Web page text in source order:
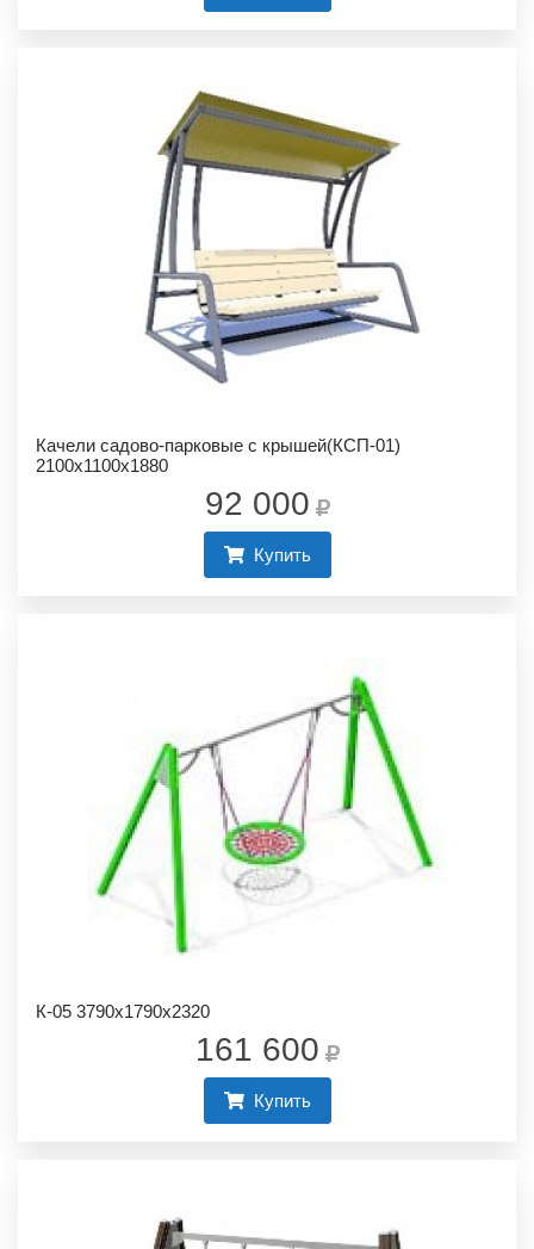
Качели садово-парковые с крышей(КСП-01)
2100х1100х1880
92 000
Купить
К-05 3790х1790х2320
161 600
Купить